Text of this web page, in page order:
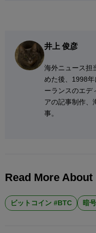
井上 俊彦
海外ニュース担
めた後、1998
ーランスのエデ
アの記事制作、
事。
Read More About
ビットコイン #BTC 暗